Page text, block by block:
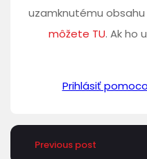
uzamknutému obsahu
môžete TU. Ak ho
Prihlásiť
Previous post